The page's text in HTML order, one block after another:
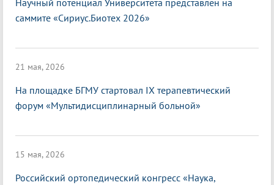
Научный потенциал Университета представлен на
саммите «Сириус.Биотех 2026»
21 мая, 2026
На площадке БГМУ стартовал IX терапевтический
форум «Мультидисциплинарный больной»
15 мая, 2026
Российский ортопедический конгресс «Наука,